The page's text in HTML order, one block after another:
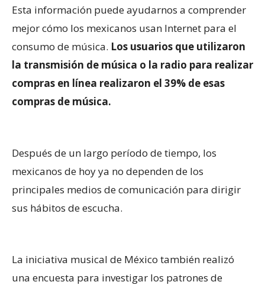
Esta información puede ayudarnos a comprender
mejor cómo los mexicanos usan Internet para el
consumo de música. Los usuarios que utilizaron
la transmisión de música o la radio para realizar
compras en línea realizaron el 39% de esas
compras de música.
Después de un largo período de tiempo, los
mexicanos de hoy ya no dependen de los
principales medios de comunicación para dirigir
sus hábitos de escucha.
La iniciativa musical de México también realizó
una encuesta para investigar los patrones de